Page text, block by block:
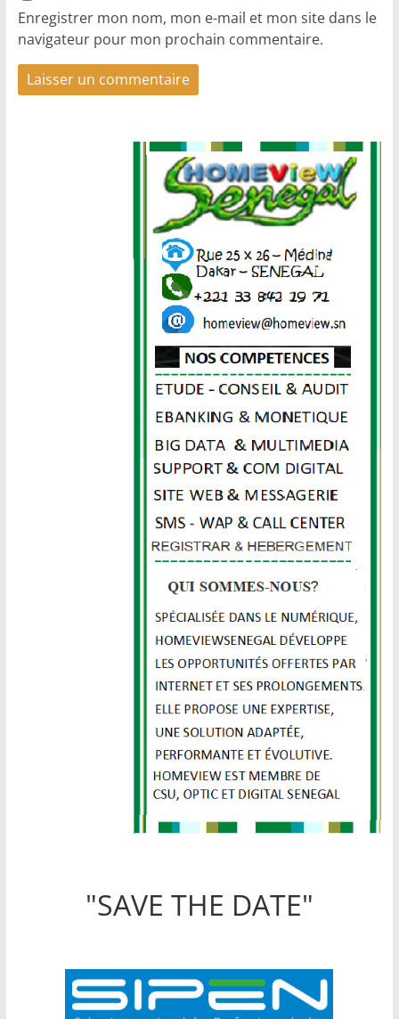
Enregistrer mon nom, mon e-mail et mon site dans le
navigateur pour mon prochain commentaire.
"SAVE THE DATE"